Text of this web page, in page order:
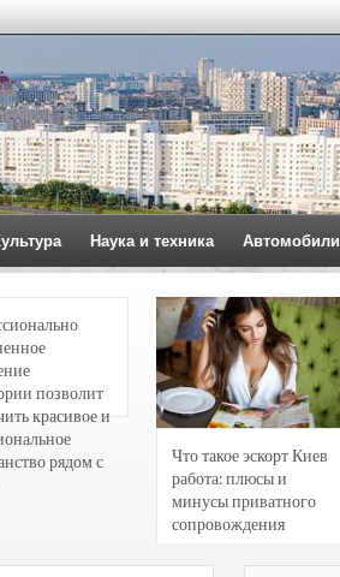
Наука и техника Автомобили
позволит
красивое и
рядом с
Что такое эскорт Киев
работа: плюсы и
минусы приватного
сопровождения